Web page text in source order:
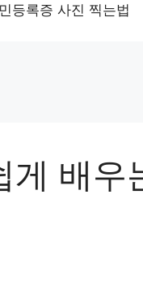
등록증 사진 찍는법
게 배우